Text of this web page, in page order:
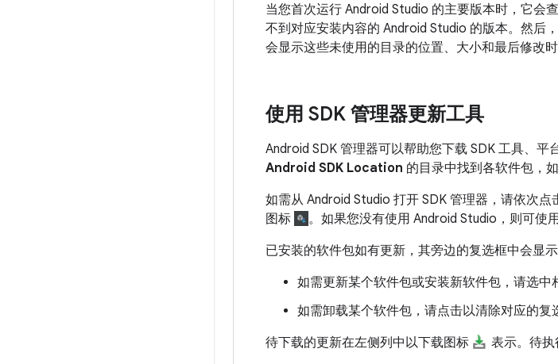
当您首次运行 Android Studio 的主要版本时，它会
不到对应安装内容的 Android Studio 的版本。然后，
会显示这些未使用的目录的位置、大小和最后修改
使用 SDK 管理器更新工具
Android SDK 管理器可以帮助您下载 SDK 工具、
Android SDK Location 的目录中找到各软件包，如
如需从 Android Studio 打开 SDK 管理器，请依次点
图标
。如果您没有使用 Android Studio，则可使
已安装的软件包如有更新，其旁边的复选框中会显
如需更新某个软件包或安装新软件包，请选中
如需卸载某个软件包，请点击以清除对应的复
待下载的更新在左侧列中以下载图标
表示。待